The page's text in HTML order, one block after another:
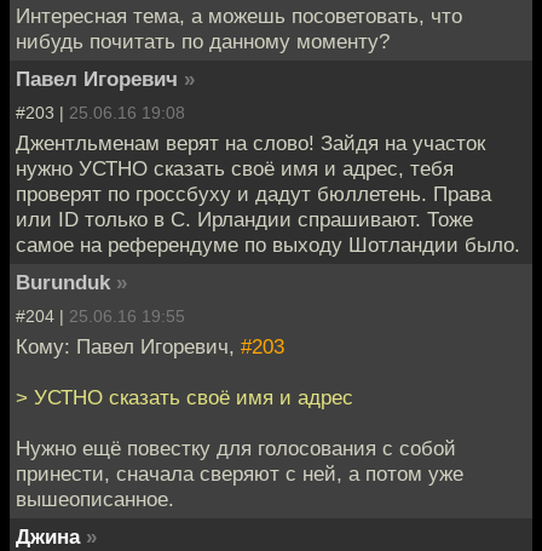
Интересная тема, а можешь посоветовать, что
нибудь почитать по данному моменту?
Павел Игоревич »
#203 | 25.06.16 19:08
Джентльменам верят на слово! Зайдя на участок
нужно УСТНО сказать своё имя и адрес, тебя
проверят по гроссбуху и дадут бюллетень. Права
или ID только в С. Ирландии спрашивают. Тоже
самое на референдуме по выходу Шотландии было.
Burunduk »
#204 | 25.06.16 19:55
Кому: Павел Игоревич, #203
> УСТНО сказать своё имя и адрес
Нужно ещё повестку для голосования с собой
принести, сначала сверяют с ней, а потом уже
вышеописанное.
Джина »